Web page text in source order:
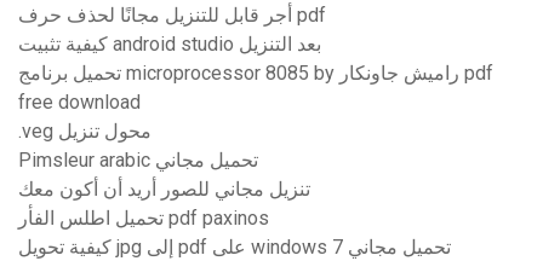
أجر قابل للتنزيل مجانًا لحذف حرف pdf
كيفية تثبيت android studio بعد التنزيل
تحميل برنامج microprocessor 8085 by راميش جاونكار pdf
free download
.veg محول تنزيل
Pimsleur arabic تحميل مجاني
تنزيل مجاني للصور أريد أن أكون معك
تحميل اطلس الفأر pdf paxinos
كيفية تحويل jpg إلى pdf على windows 7 تحميل مجاني